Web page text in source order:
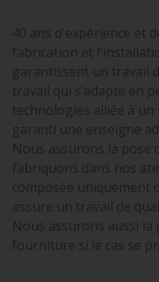
40 ans d'expérience et
fabrication et
garantissent un travail
travail qui s’adapte en
technologies alliée à
garanti une enseigne
Nous assurons la pose
fabriquons dans nos
composée uniquement
assure un travail de
Nous assurons aussi la
fourniture si le cas se